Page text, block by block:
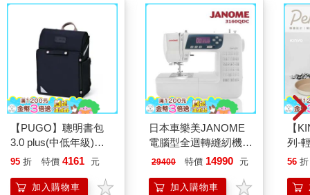
【PUGO】聰明書包
3.0 plus(中低年級)酷
黑 全新進化玩美上市
95 折 特價 4161 元
加入購物車
日本車樂美JANOME
電腦型全迴轉縫紉機
3160QDC
29400 特價 14990 元
加入購物車
【
列-
平
56 折